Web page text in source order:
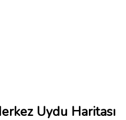
Uydu Haritası